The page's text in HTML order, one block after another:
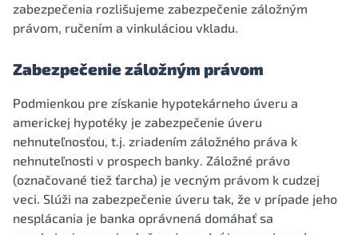
zabezpečenia rozlišujeme zabezpečenie záložným
právom, ručením a vinkuláciou vkladu.
Zabezpečenie záložným právom
Podmienkou pre získanie hypotekárneho úveru a
americkej hypotéky je zabezpečenie úveru
nehnuteľnosťou, t.j. zriadením záložného práva k
nehnuteľnosti v prospech banky. Záložné právo
(označované tiež ťarcha) je vecným právom k cudzej
veci. Slúži na zabezpečenie úveru tak, že v prípade jeho
nesplácania je banka oprávnená domáhať sa